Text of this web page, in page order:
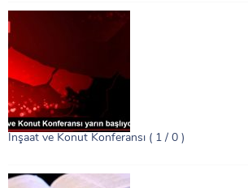
İnşaat ve Konut Konferansı ( 1 / 0 )